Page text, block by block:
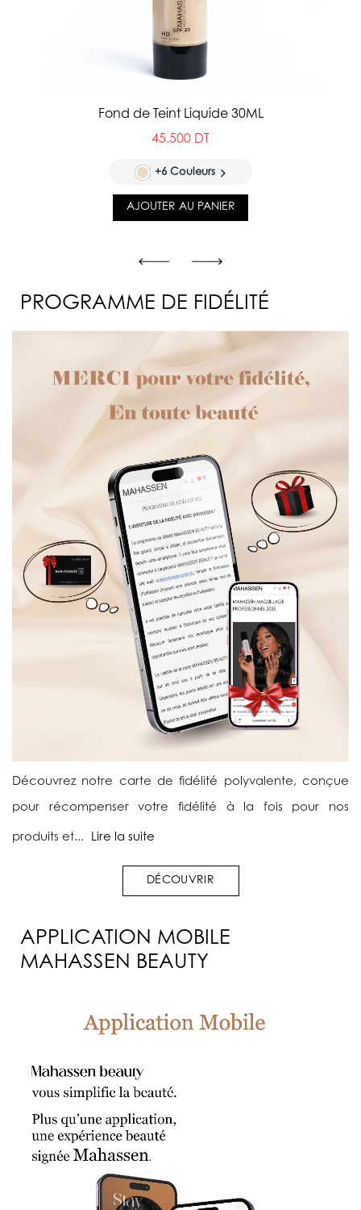
Fond de Teint Liquide 30ML
45.500 DT
+6 Couleurs
AJOUTER AU PANIER
PROGRAMME DE FIDÉLITÉ
Découvrez notre carte de fidélité polyvalente, conçue
pour récompenser votre fidélité à la fois pour nos
produits et... Lire la suite
DÉCOUVRIR
APPLICATION MOBILE
MAHASSEN BEAUTY